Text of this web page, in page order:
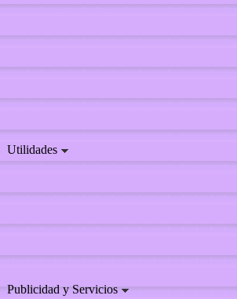
Utilidades
Publicidad y Servicios